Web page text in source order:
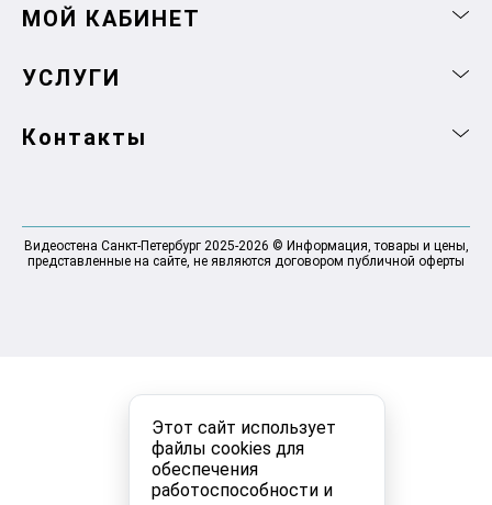
Этот сайт использует
файлы cookies для
обеспечения
работоспособности и
МОЙ КАБИНЕТ
УСЛУГИ
Контакты
Видеостена Санкт-Петербург 2025-2026 © Информация, товары и цены,
представленные на сайте, не являются договором публичной оферты